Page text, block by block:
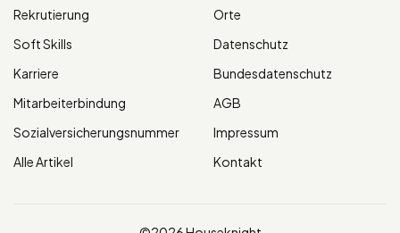
Rekrutierung
Soft Skills
Karriere
Mitarbeiterbindung
Sozialversicherungsnummer
Alle Artikel
Orte
Datenschutz
Bundesdatenschutz
AGB
Impressum
Kontakt